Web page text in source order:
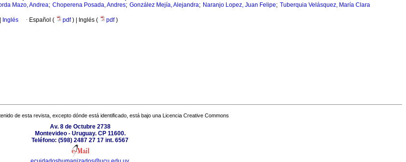
Mazo, Andrea; Choperena Posada, Andres; González Mejía, Alejandra; Naranjo Lopez, Juan Felipe; Tuberquia Velásquez, María Clara
Inglés · Español ( pdf) | Inglés ( pdf)
de esta revista, excepto dónde está identificado, está bajo una Licencia Creative Commons
Av. 8 de Octubre 2738
Montevideo - Uruguay. CP 11600.
Teléfono: (598) 2487 27 17 int. 6567